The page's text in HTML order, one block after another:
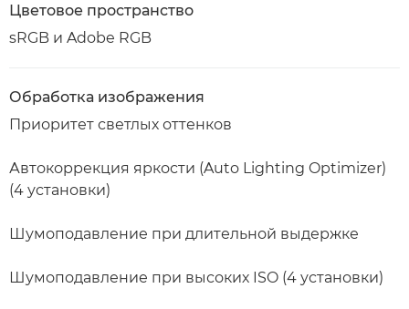
Цветовое пространство
sRGB и Adobe RGB
Обработка изображения
Приоритет светлых оттенков
Автокоррекция яркости (Auto Lighting Optimizer)
(4 установки)
Шумоподавление при длительной выдержке
Шумоподавление при высоких ISO (4 установки)